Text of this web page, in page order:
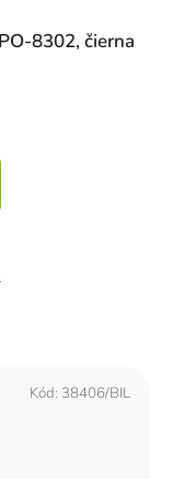
8302, čierna
Kód: 38406/BIL